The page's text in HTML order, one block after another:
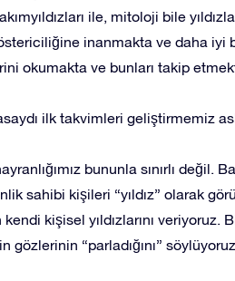
ile, mitoloji bile
inanmakta ve daha
okumakta ve bunları takip
ilk takvimleri geliştirmemiz
bununla sınırlı değil.
sahibi kişileri “yıldız” olarak
kendi kişisel yıldızlarını
gözlerinin “parladığını”